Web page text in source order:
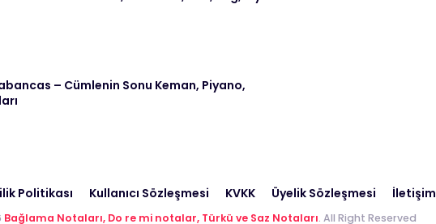
– Cümlenin Sonu Keman, Piyano,
Politikası Kullanıcı Sözleşmesi KVKK Üyelik Sözleşmesi İletişim
Bağlama Notaları, Do re mi notalar, Türkü ve Saz Notaları. All Right Reserved